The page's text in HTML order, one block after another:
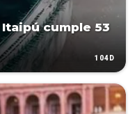
cumple 53
104D